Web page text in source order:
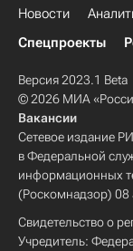
Новости
Спецпроекты
Версия 2023.1 Beta
© 2026 МИА
Вакансии
Сетевое издание
в Федеральной
информационных
(Роскомнадзор) 08
Свидетельство о
Учредитель: